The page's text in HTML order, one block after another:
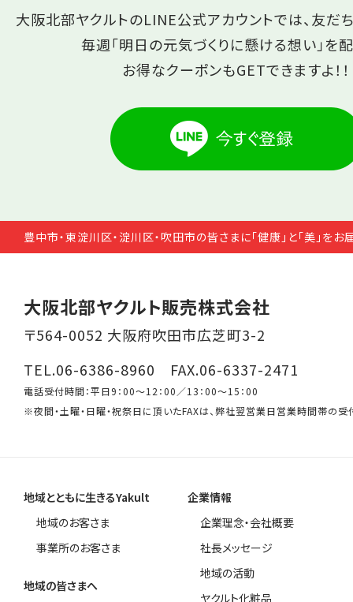
大阪北部ヤクルトのLINE公式アカウントでは、友だ
毎週「明日の元気づくりに懸ける想い」を
お得なクーポンもGETできますよ！！
豊中市・東淀川区・淀川区・吹田市の皆さまに「健康」と「美」をお
大阪北部ヤクルト販売株式会社
〒564-0052 大阪府吹田市広芝町3-2
TEL.06-6386-8960 FAX.06-6337-2471
電話受付時間：平日9：00～12：00／13：00～15：00
※夜間・土曜・日曜・祝祭日に頂いたFAXは、弊社翌営業日営業時間帯の受
地域とともに生きるYakult
地域のお客さま
事業所のお客さま
地域の皆さまへ
企業情報
企業理念・会社概要
社長メッセージ
地域の活動
ヤクルト化粧品